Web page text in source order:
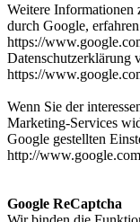
Weitere Informationen
durch Google,
https://
Datenschutzerklärung
https://
Wenn Sie der
Marketing-Services
Google gestellten
http://
Google ReCaptcha